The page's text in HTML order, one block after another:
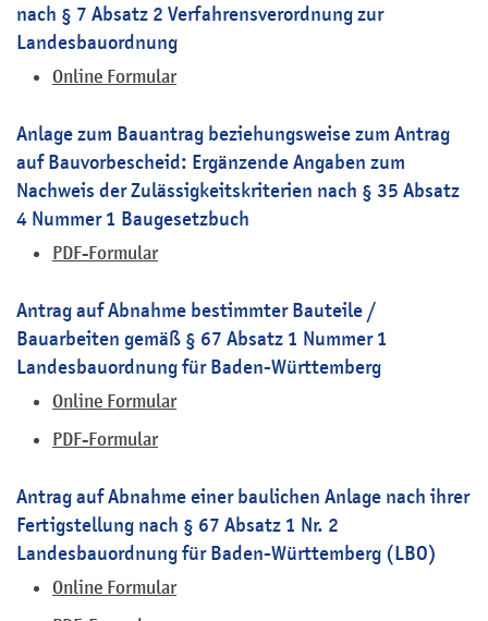
nach § 7 Absatz 2 Verfahrensverordnung zur
Landesbauordnung
Online Formular
Anlage zum Bauantrag beziehungsweise zum Antrag
auf Bauvorbescheid: Ergänzende Angaben zum
Nachweis der Zulässigkeitskriterien nach § 35 Absatz
4 Nummer 1 Baugesetzbuch
PDF-Formular
Antrag auf Abnahme bestimmter Bauteile /
Bauarbeiten gemäß § 67 Absatz 1 Nummer 1
Landesbauordnung für Baden-Württemberg
Online Formular
PDF-Formular
Antrag auf Abnahme einer baulichen Anlage nach ihrer
Fertigstellung nach § 67 Absatz 1 Nr. 2
Landesbauordnung für Baden-Württemberg (LBO)
Online Formular